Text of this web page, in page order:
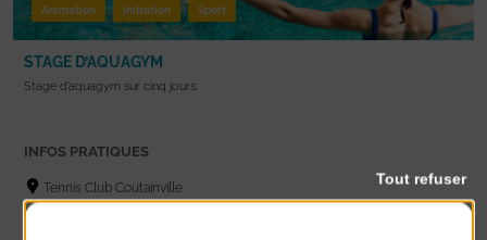
Animation Initiation Sport
STAGE D’AQUAGYM
Stage d’aquagym sur cinq jours.
INFOS PRATIQUES
Tennis Club Coutainville
Tout refuser